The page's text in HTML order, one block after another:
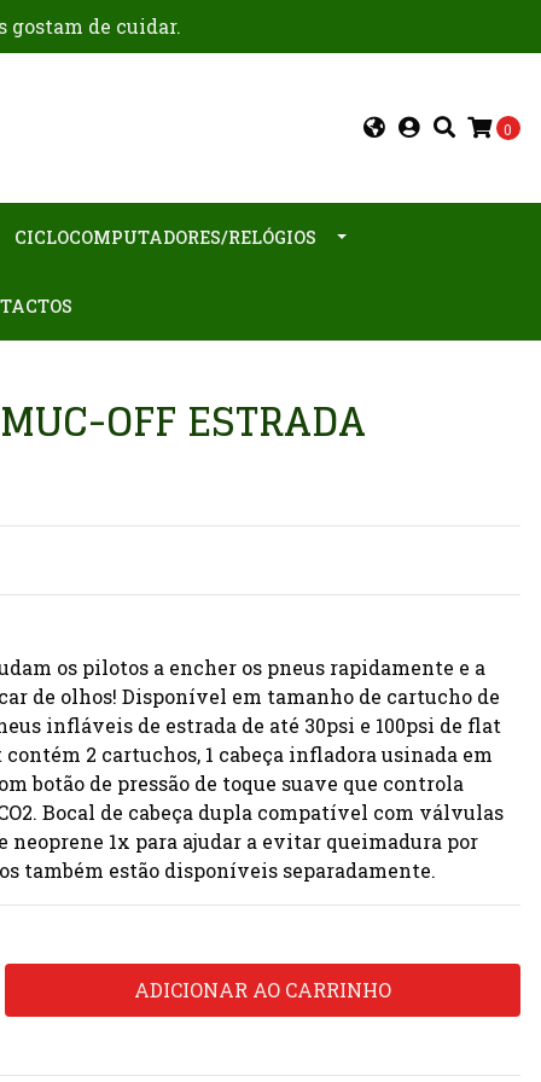
gostam de cuidar.
0
CICLOCOMPUTADORES/RELÓGIOS
OFF ESTRADA
os pilotos a encher os pneus rapidamente e a
de olhos! Disponível em tamanho de cartucho de
infláveis de estrada de até 30psi e 100psi de flat
2 cartuchos, 1 cabeça infladora usinada em
botão de pressão de toque suave que controla
Bocal de cabeça dupla compatível com válvulas
neoprene 1x para ajudar a evitar queimadura por
também estão disponíveis separadamente.